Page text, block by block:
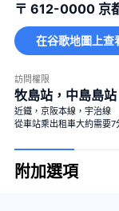
〒 612-0000 京
在谷歌地圖上查
訪問權限
牧島站，中島島站
近鐵，京阪本線，宇治線
從車站乘出租車大約需要7
附加選項